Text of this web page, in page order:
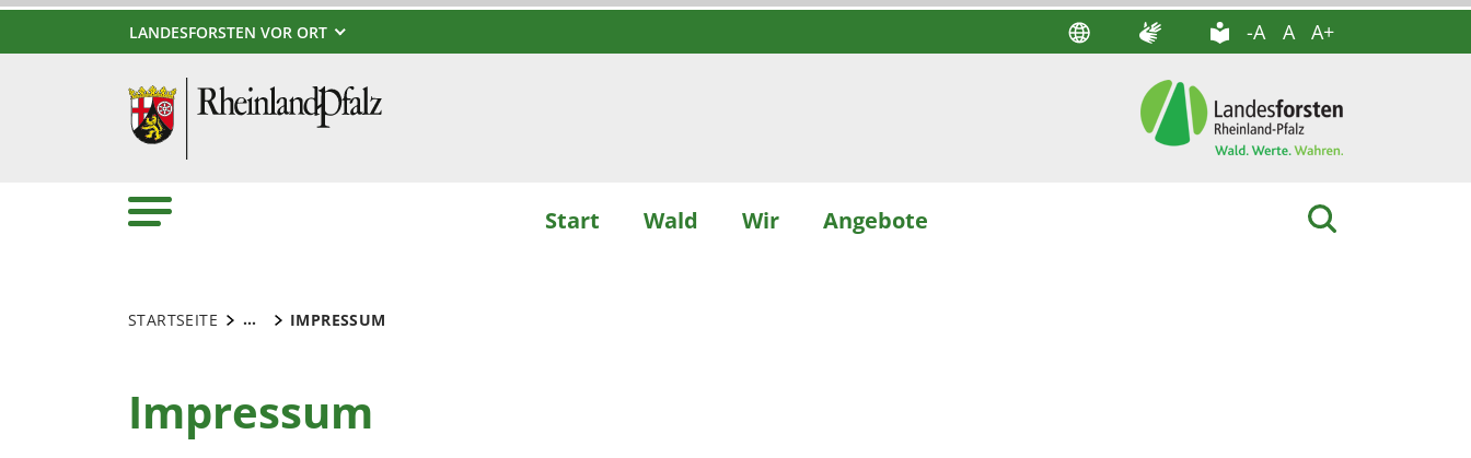
LANDESFORSTEN VOR ORT -A A A+
Start Wald Wir Angebote
STARTSEITE ... IMPRESSUM
Impressum